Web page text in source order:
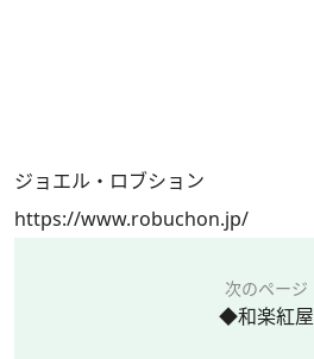
ジョエル・ロブション
https://www.robuchon.jp/
次のページ
◆和楽紅屋